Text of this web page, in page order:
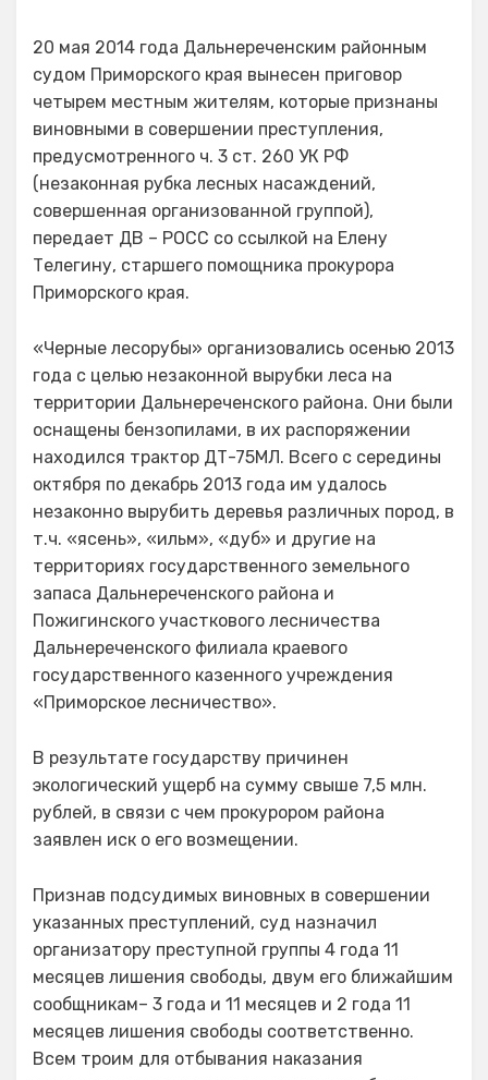
20 мая 2014 года Дальнереченским районным
судом Приморского края вынесен приговор
четырем местным жителям, которые признаны
виновными в совершении преступления,
предусмотренного ч. 3 ст. 260 УК РФ
(незаконная рубка лесных насаждений,
совершенная организованной группой),
передает ДВ – РОСС со ссылкой на Елену
Телегину, старшего помощника прокурора
Приморского края.
«Черные лесорубы» организовались осенью 2013
года с целью незаконной вырубки леса на
территории Дальнереченского района. Они были
оснащены бензопилами, в их распоряжении
находился трактор ДТ-75МЛ. Всего с середины
октября по декабрь 2013 года им удалось
незаконно вырубить деревья различных пород, в
т.ч. «ясень», «ильм», «дуб» и другие на
территориях государственного земельного
запаса Дальнереченского района и
Пожигинского участкового лесничества
Дальнереченского филиала краевого
государственного казенного учреждения
«Приморское лесничество».
В результате государству причинен
экологический ущерб на сумму свыше 7,5 млн.
рублей, в связи с чем прокурором района
заявлен иск о его возмещении.
Признав подсудимых виновных в совершении
указанных преступлений, суд назначил
организатору преступной группы 4 года 11
месяцев лишения свободы, двум его ближайшим
сообщникам– 3 года и 11 месяцев и 2 года 11
месяцев лишения свободы соответственно.
Всем троим для отбывания наказания